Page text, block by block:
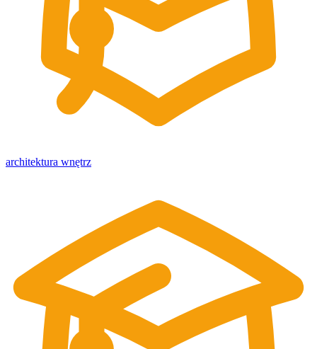
architektura wnętrz